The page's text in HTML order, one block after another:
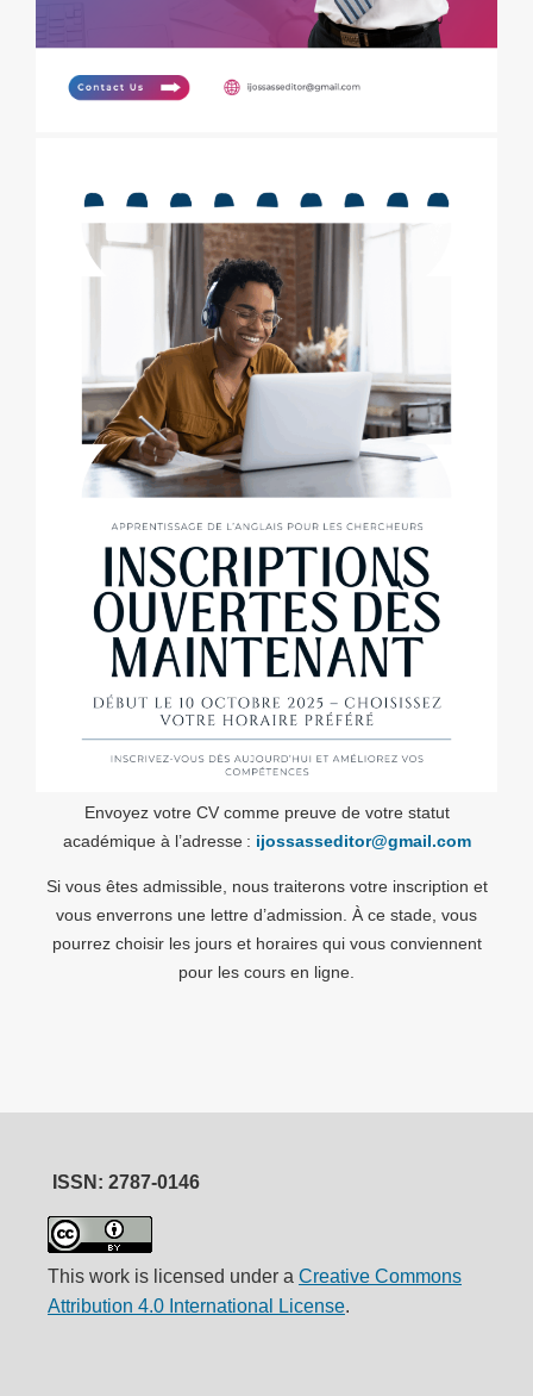
Envoyez votre CV comme preuve de votre statut
académique à l’adresse : ijossasseditor@gmail.com
Si vous êtes admissible, nous traiterons votre inscription et
vous enverrons une lettre d’admission. À ce stade, vous
pourrez choisir les jours et horaires qui vous conviennent
pour les cours en ligne.
ISSN: 2787-0146
This work is licensed under a Creative Commons
Attribution 4.0 International License.